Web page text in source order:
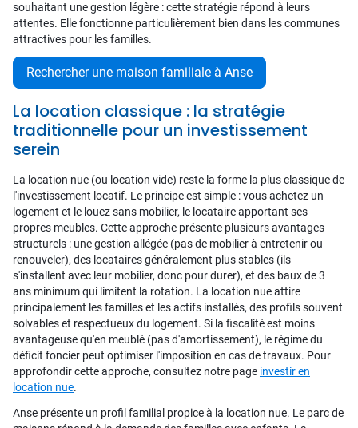
souhaitant une gestion légère : cette stratégie répond à leurs
attentes. Elle fonctionne particulièrement bien dans les communes
attractives pour les familles.
Rechercher une maison familiale à Anse
La location classique : la stratégie
traditionnelle pour un investissement
serein
La location nue (ou location vide) reste la forme la plus classique de
l'investissement locatif. Le principe est simple : vous achetez un
logement et le louez sans mobilier, le locataire apportant ses
propres meubles. Cette approche présente plusieurs avantages
structurels : une gestion allégée (pas de mobilier à entretenir ou
renouveler), des locataires généralement plus stables (ils
s'installent avec leur mobilier, donc pour durer), et des baux de 3
ans minimum qui limitent la rotation. La location nue attire
principalement les familles et les actifs installés, des profils souvent
solvables et respectueux du logement. Si la fiscalité est moins
avantageuse qu'en meublé (pas d'amortissement), le régime du
déficit foncier peut optimiser l'imposition en cas de travaux. Pour
approfondir cette approche, consultez notre page investir en
location nue.
Anse présente un profil familial propice à la location nue. Le parc de